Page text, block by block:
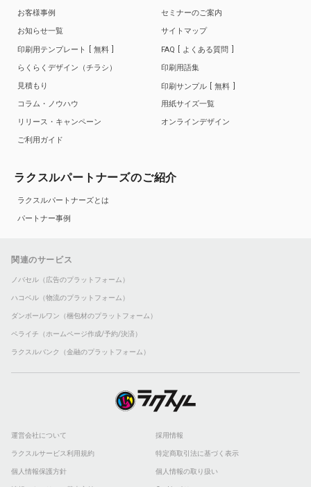
お客様事例
お知らせ一覧
印刷用テンプレート
無料
らくらくデザイン（チラシ）
見積もり
コラム・ノウハウ
リリース・キャンペーン
ご利用ガイド
セミナーのご案内
サイトマップ
FAQ
よくある質問
印刷用語集
印刷サンプル
無料
用紙サイズ一覧
オンラインデザイン
ラクスルパートナーズのご紹介
ラクスルパートナーズとは
パートナー事例
関連のサービス
ノバセル（広告のプラットフォーム）
ハコベル（物流のプラットフォーム）
ダンボールワン（梱包材のプラットフォーム）
ペライチ（ホームページ作成/予約/決済）
ラクスルバンク（金融のプラットフォーム）
運営会社について 採用情報
ラクスルサービス利用規約 特定商取引法に基づく表示
個人情報保護方針 個人情報の取り扱い